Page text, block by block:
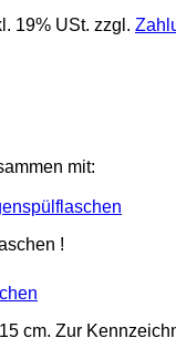
19% USt. zzgl.
mit:
!
cm. Zur